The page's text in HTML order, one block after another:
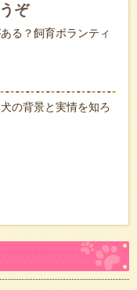
ぞ
る？飼育ボランティ
の背景と実情を知ろ